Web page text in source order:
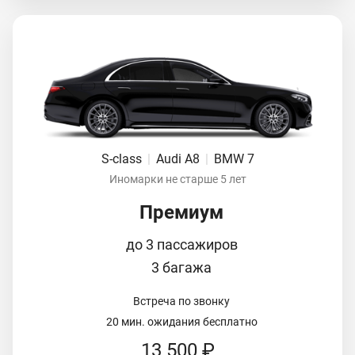
S-class | Audi A8 | BMW 7
Иномарки не старше 5 лет
Премиум
до 3 пассажиров
3 багажа
Встреча по звонку
20 мин. ожидания бесплатно
13 500 ₽